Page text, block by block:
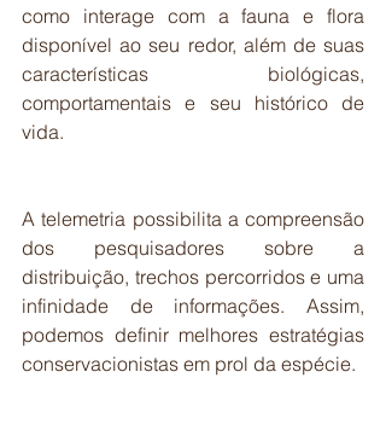
como interage com a fauna e flora
disponível ao seu redor, além de suas
características biológicas,
comportamentais e seu histórico de
vida.
A telemetria possibilita a compreensão
dos pesquisadores sobre a
distribuição, trechos percorridos e uma
infinidade de informações. Assim,
podemos definir melhores estratégias
conservacionistas em prol da espécie.